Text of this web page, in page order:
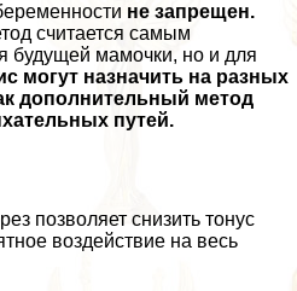
не запрещен.
считается самым
будущей мамочки, но и для
могут назначить на разных
дополнительный метод
путей.
позволяет снизить тонус
воздействие на весь